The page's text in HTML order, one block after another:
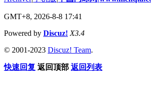
GMT+8, 2026-8-8 17:41
Powered by Discuz! X3.4
© 2001-2023 Discuz! Team.
快速回复 返回顶部 返回列表